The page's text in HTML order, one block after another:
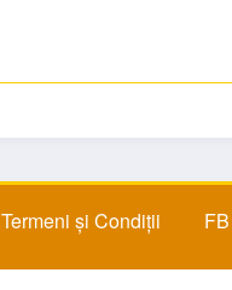
Termeni și Condiții FB